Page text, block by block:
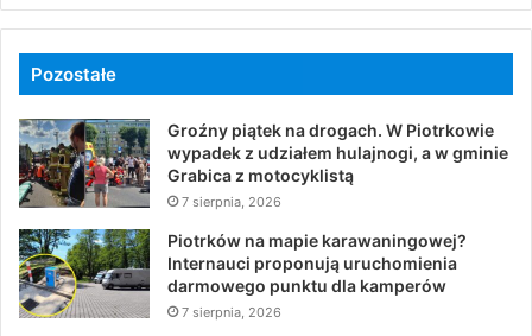
Pozostałe
Groźny piątek na drogach. W Piotrkowie
wypadek z udziałem hulajnogi, a w gminie
Grabica z motocyklistą
7 sierpnia, 2026
Piotrków na mapie karawaningowej?
Internauci proponują uruchomienia
darmowego punktu dla kamperów
7 sierpnia, 2026